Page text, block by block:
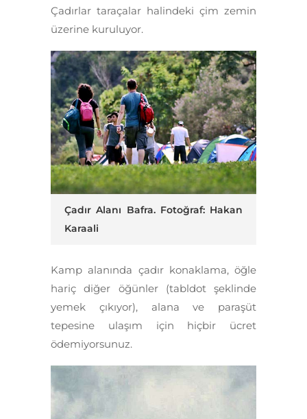
Çadırlar taraçalar halindeki çim zemin
üzerine kuruluyor.
Çadır Alanı Bafra. Fotoğraf: Hakan
Karaali
Kamp alanında çadır konaklama, öğle
hariç diğer öğünler (tabldot şeklinde
yemek çıkıyor), alana ve paraşüt
tepesine ulaşım için hiçbir ücret
ödemiyorsunuz.